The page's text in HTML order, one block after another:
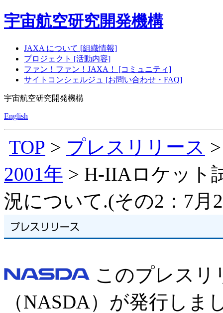
宇宙航空研究開発機構
JAXA について [組織情報]
プロジェクト [活動内容]
ファン！ファン！JAXA！ [コミュニティ]
サイトコンシェルジュ [お問い合わせ・FAQ]
宇宙航空研究開発機構
English
TOP > プレスリリース
2001年 > H-IIAロケット
況について.(その2：7月
このプレスリ
（NASDA）が発行しま